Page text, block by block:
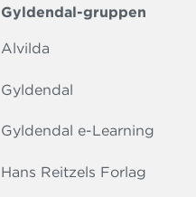
Gyldendal-gruppen
Alvilda
Gyldendal
Gyldendal e-Learning
Hans Reitzels Forlag